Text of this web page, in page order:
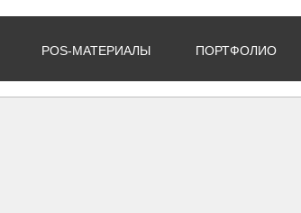
POS-МАТЕРИАЛЫ ПОРТФОЛИО